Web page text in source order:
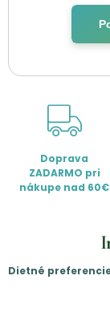
Doprava
ZADARMO pri
nákupe nad 60€
Dietné